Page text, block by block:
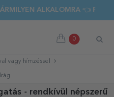
ALKALOMRA 👈 FEDEZD FEL
0
vagy hímzéssel
- rendkívül népszerű